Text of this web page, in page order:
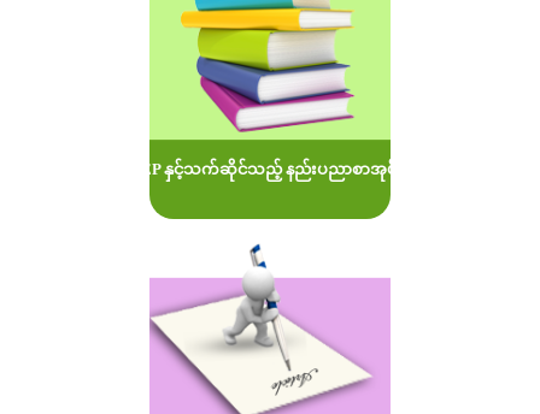
MOEP နှင့်သက်ဆိုင်သည့် နည်းပညာစာအုပ်များ